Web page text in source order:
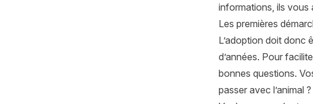
informations, ils vous
Les premières
L’adoption doit donc
d’années. Pour
bonnes questions.
passer avec